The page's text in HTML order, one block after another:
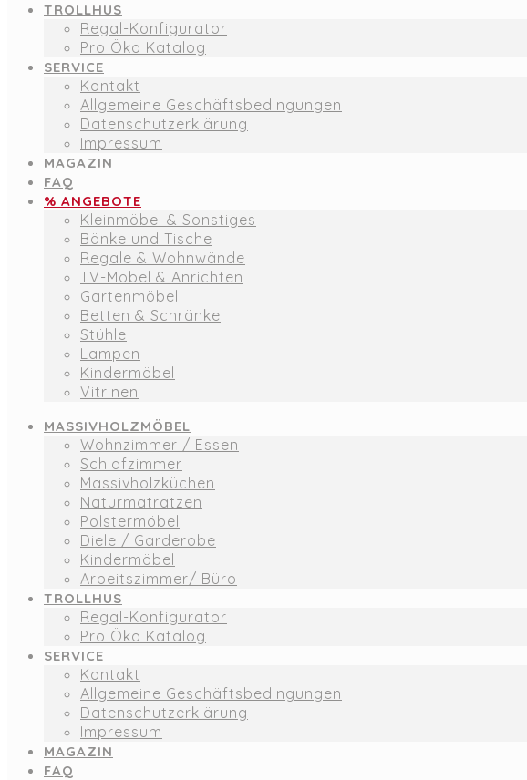
TROLLHUS
Regal-Konfigurator
Pro Öko Katalog
SERVICE
Kontakt
Allgemeine Geschäftsbedingungen
Datenschutzerklärung
Impressum
MAGAZIN
FAQ
% ANGEBOTE
Kleinmöbel & Sonstiges
Bänke und Tische
Regale & Wohnwände
TV-Möbel & Anrichten
Gartenmöbel
Betten & Schränke
Stühle
Lampen
Kindermöbel
Vitrinen
MASSIVHOLZMÖBEL
Wohnzimmer / Essen
Schlafzimmer
Massivholzküchen
Naturmatratzen
Polstermöbel
Diele / Garderobe
Kindermöbel
Arbeitszimmer/ Büro
TROLLHUS
Regal-Konfigurator
Pro Öko Katalog
SERVICE
Kontakt
Allgemeine Geschäftsbedingungen
Datenschutzerklärung
Impressum
MAGAZIN
FAQ